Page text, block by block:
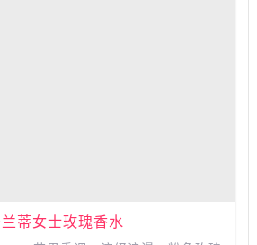
蒂女士玫瑰香水